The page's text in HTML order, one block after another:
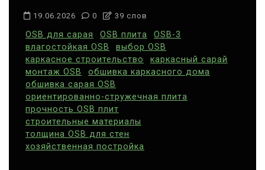
19.06.2026 0 39 слов
OSB для сарая OSB плита
OSB-3
влагостойкая OSB
выбор OSB
каркасное строительство
каркасный сарай
монтаж OSB
обшивка каркасного дома
обшивка сарая OSB
ориентированно-стружечная плита
прочность OSB плит
строительные материалы
толщина OSB для стен
хозяйственная постройка